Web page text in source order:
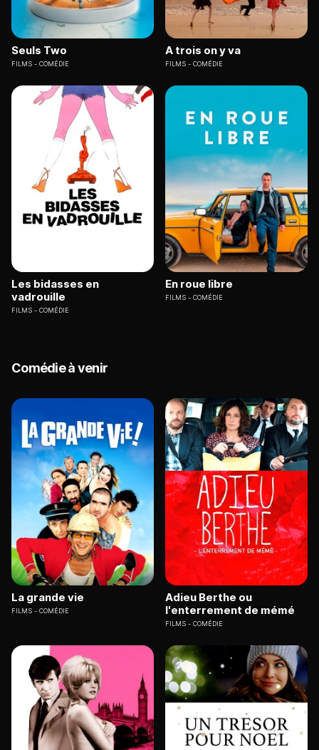
Seuls Two
FILMS COMÉDIE
A trois on y va
FILMS COMÉDIE
Les bidasses en
vadrouille
FILMS COMÉDIE
En roue libre
FILMS COMÉDIE
Comédie à venir
La grande vie
FILMS COMÉDIE
Adieu Berthe ou
l'enterrement de mémé
FILMS COMÉDIE